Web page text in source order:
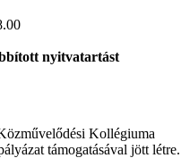
nyitvatartást
Kollégiuma
támogatásával jött létre.